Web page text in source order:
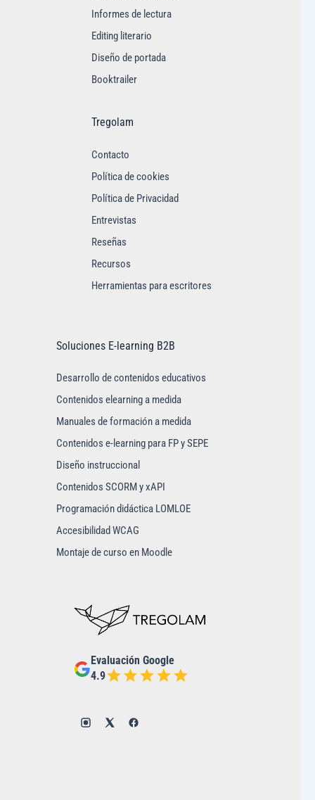
Informes de lectura
Editing literario
Diseño de portada
Booktrailer
Tregolam
Contacto
Política de cookies
Política de Privacidad
Entrevistas
Reseñas
Recursos
Herramientas para escritores
Soluciones E-learning B2B
Desarrollo de contenidos educativos
Contenidos elearning a medida
Manuales de formación a medida
Contenidos e-learning para FP y SEPE
Diseño instruccional
Contenidos SCORM y xAPI
Programación didáctica LOMLOE
Accesibilidad WCAG
Montaje de curso en Moodle
Evaluación Google
4.9